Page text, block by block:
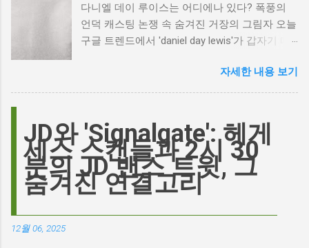
다니엘 데이 루이스는 어디에나 있다? 폭풍의
언덕 캐스팅 논쟁 속 숨겨진 거장의 그림자 오늘
구글 트렌드에서 'daniel day lewis'가 갑자기 떠
이름이 왜 다시 사람들의 입에 오르내리는 걸까
요? 표면적으로는 마고 로비가 제작하고 주연을
이 그 시작입니다. 하지만 그 이면에는 '연기'라
는 예술에 대한 깊은 갈망과, 완벽주의를 향한
끊임없는 열망이 숨겨져 있습니다. Photo by
Plufow Le Studio on Unsplash 폭풍의 언덕, 그
리고 캐스팅 논쟁의 불씨 최근 몇 주 동안 영화
자세한 내용 보기
JD와 'Signalgate': 헤게
세스 스캔들과 2시 30
분의 JD 밴스 트윗, 그
숨겨진 연결고리
12월 06, 2025